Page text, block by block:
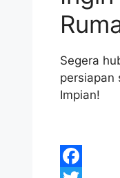
Segera
persiapan
Impian!